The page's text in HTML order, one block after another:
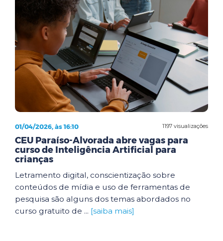
1197 visualizações
01/04/2026, às 16:10
CEU Paraíso-Alvorada abre vagas para
curso de Inteligência Artificial para
crianças
Letramento digital, conscientização sobre
conteúdos de mídia e uso de ferramentas de
pesquisa são alguns dos temas abordados no
curso gratuito de ... [saiba mais]